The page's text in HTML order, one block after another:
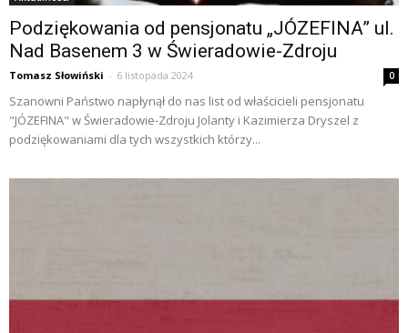
Podziękowania od pensjonatu „JÓZEFINA” ul.
Nad Basenem 3 w Świeradowie-Zdroju
Tomasz Słowiński - 6 listopada 2024 0
Szanowni Państwo napłynął do nas list od właścicieli pensjonatu
"JÓZEFINA" w Świeradowie-Zdroju Jolanty i Kazimierza Dryszel z
podziękowaniami dla tych wszystkich którzy...